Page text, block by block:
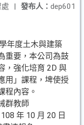
發布人： dep601
|
年度土木與建築
重要，本公司為鼓
，強化培育 2D 與
用」課程，埤使授
程內容。
群教師
年 10 月 20 日